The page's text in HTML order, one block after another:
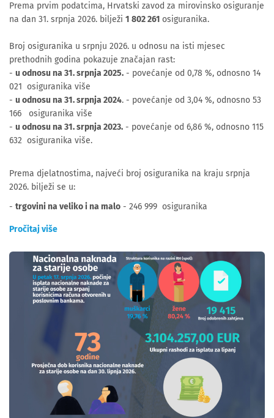
Prema prvim podatcima, Hrvatski zavod za mirovinsko osiguranje
na dan 31. srpnja 2026. bilježi 1 802 261 osiguranika.
Broj osiguranika u srpnju 2026. u odnosu na isti mjesec
prethodnih godina pokazuje značajan rast:
- u odnosu na 31. srpnja 2025. - povećanje od 0,78 %, odnosno 14
021 osiguranika više
- u odnosu na 31. srpnja 2024. - povećanje od 3,04 %, odnosno 53
166 osiguranika više
- u odnosu na 31. srpnja 2023. - povećanje od 6,86 %, odnosno 115
632 osiguranika više.
Prema djelatnostima, najveći broj osiguranika na kraju srpnja
2026. bilježi se u:
- trgovini na veliko i na malo - 246 999 osiguranika
Pročitaj više